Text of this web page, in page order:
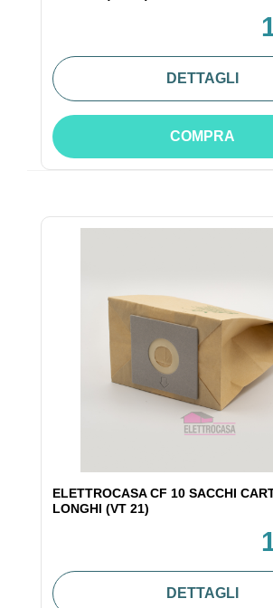
DETTAGLI
COMPRA
ELETTROCASA CF 10 SACCHI
LONGHI (VT 21)
DETTAGLI